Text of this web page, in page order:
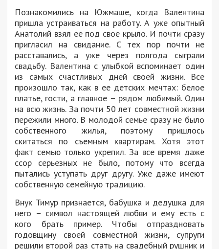
Познакомились на Южмаше, когда Валентина
пришла устраиваться на работу. А уже опытный
Анатолий взял ее под свое крыло. И почти сразу
пригласил на свидание. С тех пор почти не
расставались, а уже через полгода сыграли
свадьбу. Валентина с улыбкой вспоминает один
из самых счастливых дней своей жизни. Все
произошло так, как в ее детских мечтах: белое
платье, гости, а главное – рядом любимый. Один
на всю жизнь. За почти 50 лет совместной жизни
пережили много. В молодой семье сразу не было
собственного жилья, поэтому пришлось
скитаться по съемным квартирам. Хотя этот
факт семью только укрепил. За все время даже
ссор серьезных не было, потому что всегда
пытались уступать друг другу. Уже даже имеют
собственную семейную традицию.
Внук Тимур признается, бабушка и дедушка для
него – символ настоящей любви и ему есть с
кого брать пример. Чтобы отпраздновать
годовщину своей совместной жизни, супруги
решили второй раз стать на свадебный рушник и